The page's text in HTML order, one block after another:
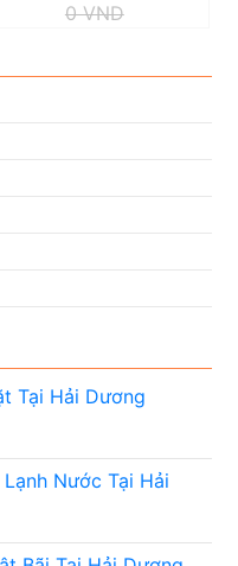
0 VND
Tại Hải Dương
Nước Tại Hải